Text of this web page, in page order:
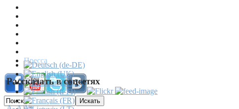
Пресса
Рассказать в соцсетях